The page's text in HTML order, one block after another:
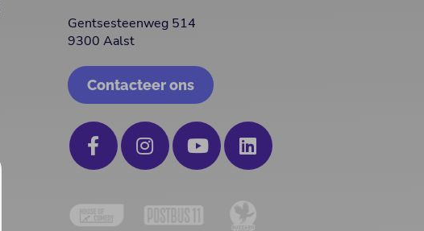
Gentsesteenweg 514
9300 Aalst
Contacteer ons